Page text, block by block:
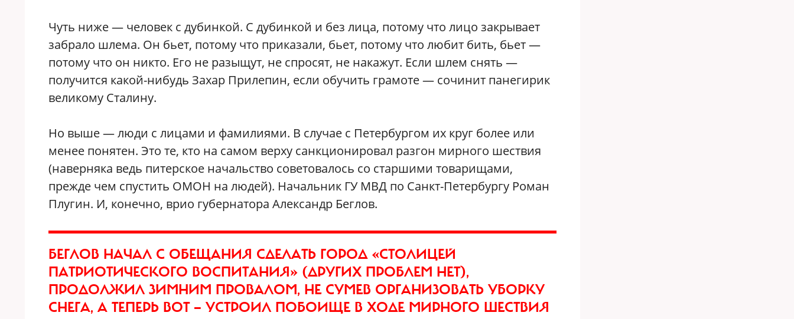
Чуть ниже — человек с дубинкой. С дубинкой и без лица, потому что лицо закрывает
забрало шлема. Он бьет, потому что приказали, бьет, потому что любит бить, бьет —
потому что он никто. Его не разыщут, не спросят, не накажут. Если шлем снять —
получится какой-нибудь Захар Прилепин, если обучить грамоте — сочинит панегирик
великому Сталину.
Но выше — люди с лицами и фамилиями. В случае с Петербургом их круг более или
менее понятен. Это те, кто на самом верху санкционировал разгон мирного шествия
(наверняка ведь питерское начальство советовалось со старшими товарищами,
прежде чем спустить ОМОН на людей). Начальник ГУ МВД по Санкт-Петербургу Роман
Плугин. И, конечно, врио губернатора Александр Беглов.
БЕГЛОВ НАЧАЛ С ОБЕЩАНИЯ СДЕЛАТЬ ГОРОД «СТОЛИЦЕЙ
ПАТРИОТИЧЕСКОГО ВОСПИТАНИЯ» (ДРУГИХ ПРОБЛЕМ НЕТ),
ПРОДОЛЖИЛ ЗИМНИМ ПРОВАЛОМ, НЕ СУМЕВ ОРГАНИЗОВАТЬ УБОРКУ
СНЕГА, А ТЕПЕРЬ ВОТ — УСТРОИЛ ПОБОИЩЕ В ХОДЕ МИРНОГО ШЕСТВИЯ